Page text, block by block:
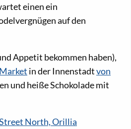
einen ein
auf den
Appetit bekommen haben),
in der Innenstadtvon
und heiße Schokolade mit
North, Orillia